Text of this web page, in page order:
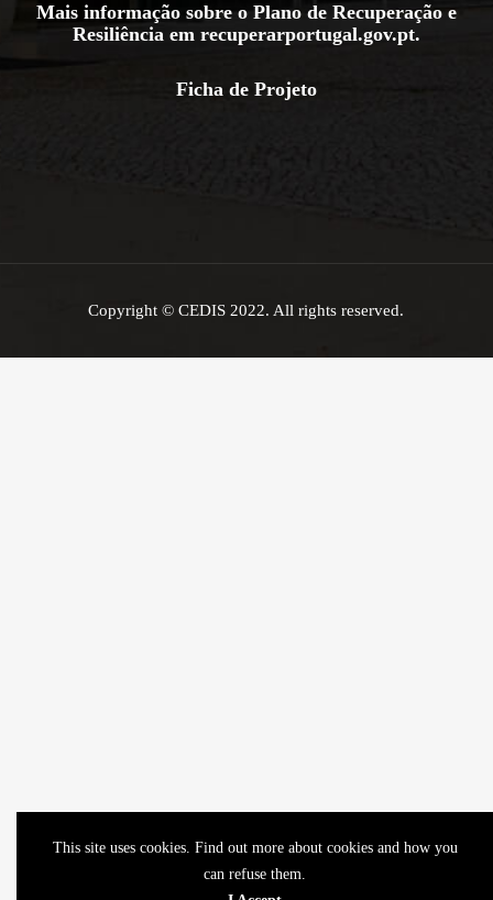
Mais informação sobre o Plano de Recuperação e
Resiliência em recuperarportugal.gov.pt.
Ficha de Projeto
Copyright © CEDIS 2022. All rights reserved.
This site uses cookies. Find out more about cookies and how you
can refuse them.